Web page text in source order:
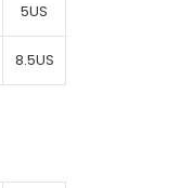
5US
8.5US